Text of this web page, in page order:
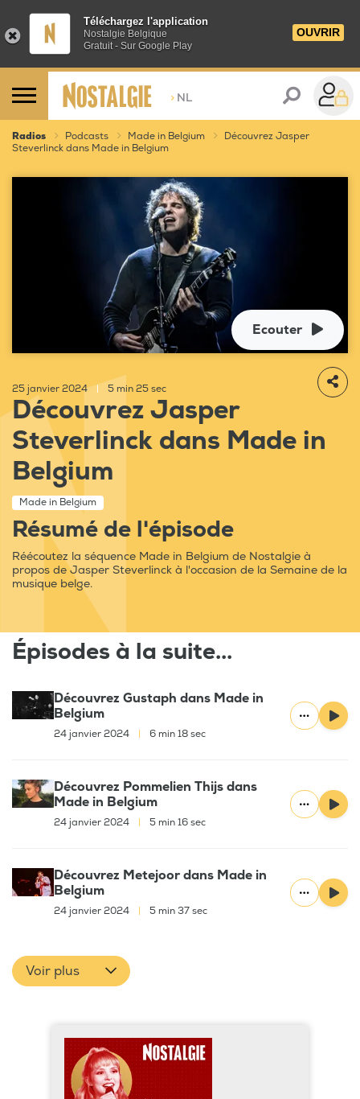
Téléchargez l'application
Nostalgie Belgique
Gratuit - Sur Google Play
OUVRIR
> NL
Radios Podcasts Made in Belgium
Découvrez Jasper
Steverlinck dans Made in Belgium
Ecouter
25 janvier 2024 5 min 25 sec
Découvrez Jasper
Steverlinck dans Made in
Belgium
Made in Belgium
Résumé de l'épisode
Réécoutez la séquence Made in Belgium de Nostalgie à
propos de Jasper Steverlinck à l'occasion de la Semaine de la
musique belge.
Épisodes à la suite...
Découvrez Gustaph dans Made in
Belgium
24 janvier 2024 6 min 18 sec
Découvrez Pommelien Thijs dans
Made in Belgium
24 janvier 2024 5 min 16 sec
Découvrez Metejoor dans Made in
Belgium
24 janvier 2024 5 min 37 sec
Voir plus